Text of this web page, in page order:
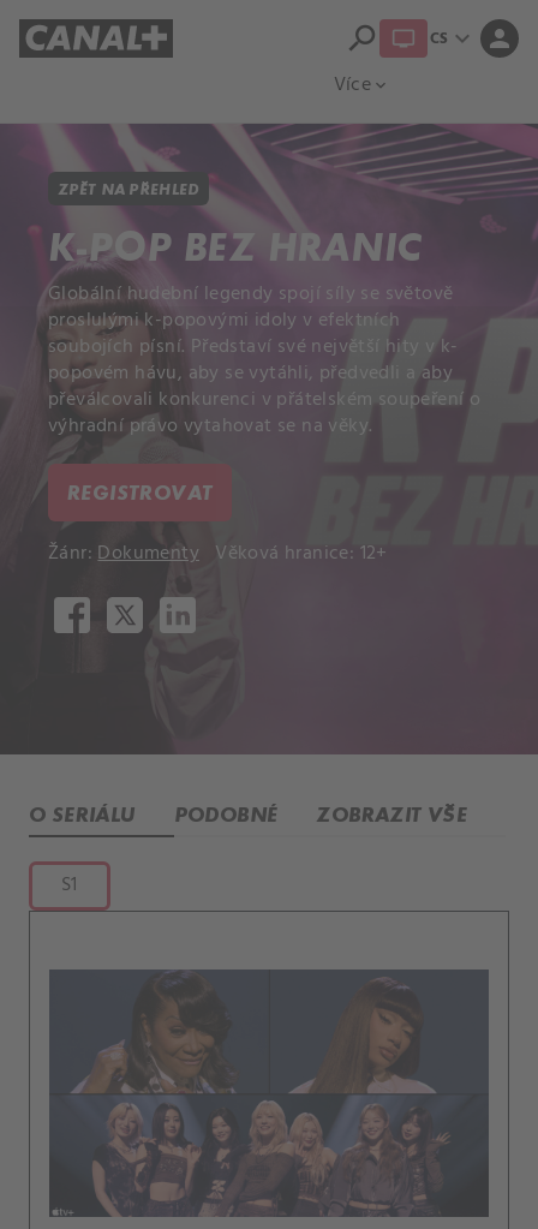
Více expand_more
search CS expand_more person
ZPĚT NA PŘEHLED
K-POP BEZ HRANIC
Globální hudební legendy spojí síly se světově
proslulými k-popovými idoly v efektních
soubojích písní. Představí své největší hity v k-
popovém hávu, aby se vytáhli, předvedli a aby
převálcovali konkurenci v přátelském soupeření o
výhradní právo vytahovat se na věky.
REGISTROVAT
Žánr:Dokumenty Věková hranice: 12+
O SERIÁLU PODOBNÉ ZOBRAZIT VŠE
S1